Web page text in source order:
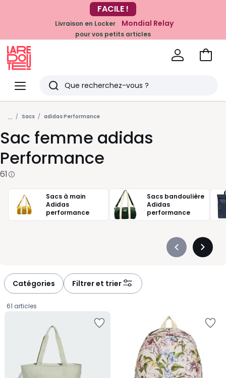
-20% dès 39€*
sur la mode
Livraison en Locker Mondial Relay
pour vos petits articles
Menu
Redoute
Rechercher
Derniers
articles
vus
Voir
... Sacs adidas Performance
Sac femme adidas
Performance
61
Sacs à main
Adidas
performance
Sacs bandoulière
Adidas
performance
Précédent
Catégories Filtrer et trier
61 articles